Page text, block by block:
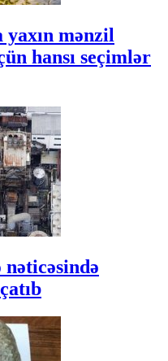
mənzil
hansı seçimlər
nəticəsində